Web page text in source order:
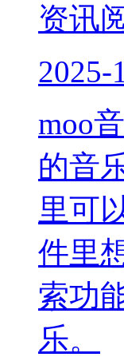
资讯
2025-
moo
的音
里可
件里
索功
乐。